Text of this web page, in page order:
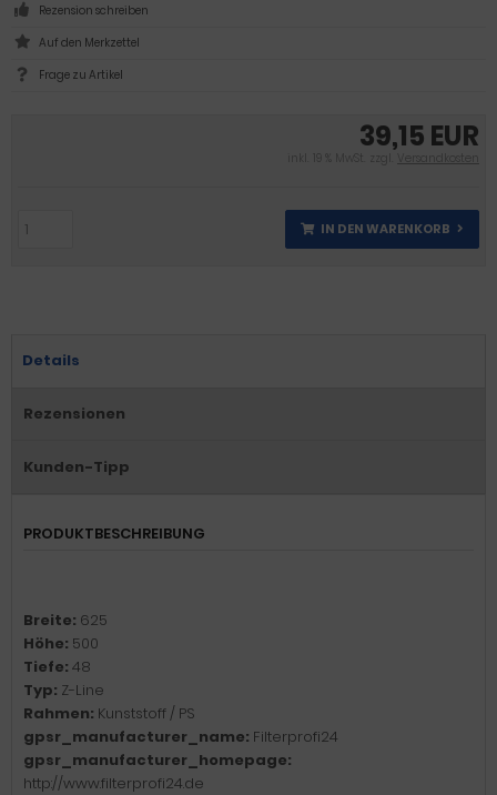
39,15 EUR
inkl. 19 % MwSt. zzgl. Versandkosten
IN DEN WARENKORB
Rezension schreiben
Frage zu Artikel
Details
Rezensionen
Kunden-Tipp
PRODUKTBESCHREIBUNG
Breite: 625
Höhe: 500
Tiefe: 48
Typ: Z-Line
Rahmen: Kunststoff / PS
gpsr_manufacturer_name: Filterprofi24
gpsr_manufacturer_homepage:
http://www.filterprofi24.de